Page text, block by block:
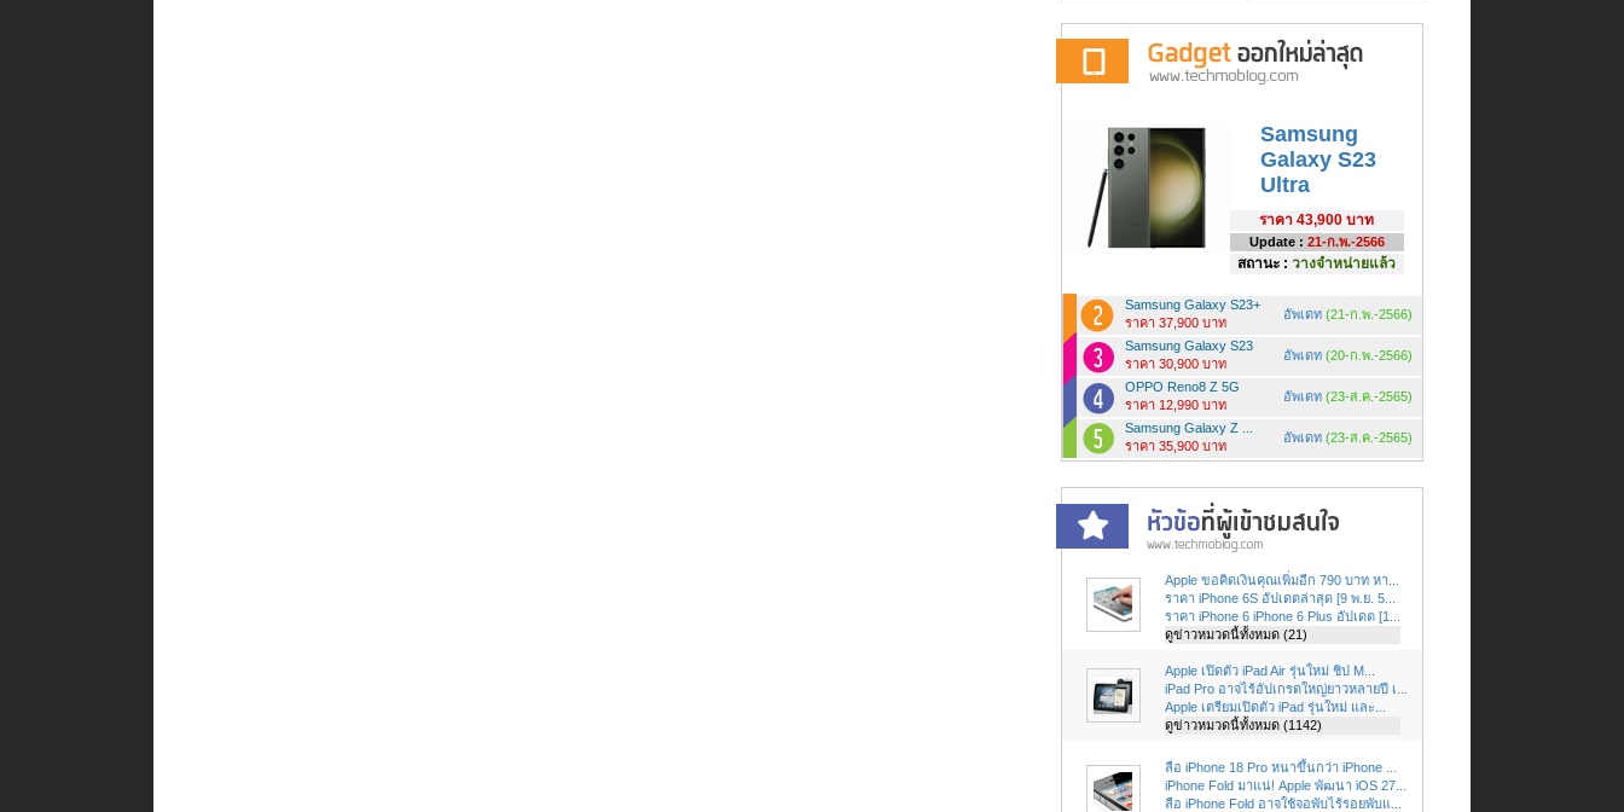
Samsung
Galaxy S23
Ultra
ราคา 43,900 บาท
Update : 21-ก.พ.-2566
สถานะ : วางจำหน่ายแล้ว
Samsung Galaxy S23+
ราคา 37,900 บาท
อัพเดท (21-ก.พ.-2566)
Samsung Galaxy S23
ราคา 30,900 บาท
อัพเดท (20-ก.พ.-2566)
OPPO Reno8 Z 5G
ราคา 12,990 บาท
อัพเดท (23-ส.ค.-2565)
Samsung Galaxy Z ...
ราคา 35,900 บาท
อัพเดท (23-ส.ค.-2565)
Apple ขอคิดเงินคุณเพิ่มอีก 790 บาท หา...
ราคา iPhone 6S อัปเดตล่าสุด [9 พ.ย. 5...
ราคา iPhone 6 iPhone 6 Plus อัปเดต [1...
ดูข่าวหมวดนี้ทั้งหมด (21)
Apple เปิดตัว iPad Air รุ่นใหม่ ชิป M...
iPad Pro อาจไร้อัปเกรดใหญ่ยาวหลายปี เ...
Apple เตรียมเปิดตัว iPad รุ่นใหม่ และ...
ดูข่าวหมวดนี้ทั้งหมด (1142)
ลือ iPhone 18 Pro หนาขึ้นกว่า iPhone ...
iPhone Fold มาแน่! Apple พัฒนา iOS 27...
ลือ iPhone Fold อาจใช้จอพับไร้รอยพับแ...